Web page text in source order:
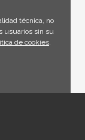
técnica, no
usuarios sin su
de cookies.